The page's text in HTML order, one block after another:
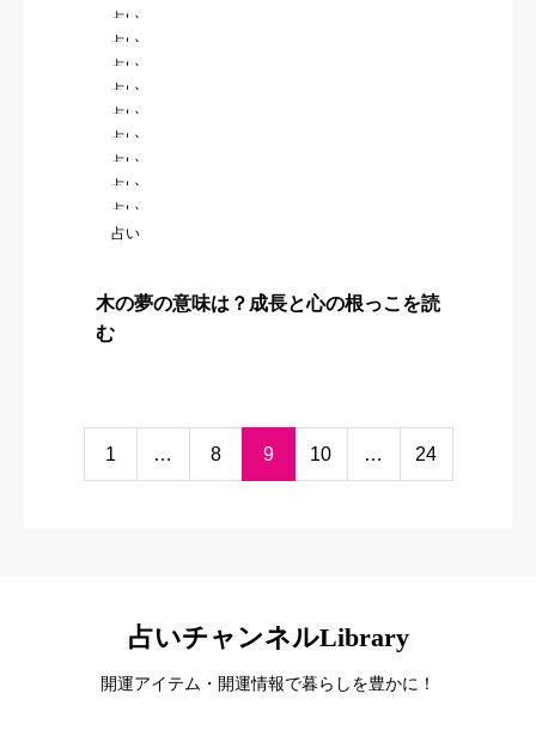
疲れやすさ
影の夢の意味は？見ないふりした本音と
不安
火の夢の意味は？情熱と心の温度を整え
るサイン
炎の夢の意味は？強い感情と集中力のサ
イン
占い
煙の夢の意味は？曖昧な不安と見えにく
い本音
占い
黒い雲の夢の意味は？不安が近づく時の
整え方
占い
雨の夢の意味は？感情の浄化と心が潤う
サイン
占い
火をつける夢の意味は？やる気を起こす
心と始まり
占い
山の夢の意味は？目標と越えたい壁を読
む
占い
高い山の夢の意味は？大きな目標とプレ
ッシャー
占い
山に登る夢の意味は？努力の積み重ねと
占い
占い
サイン
占い
木の夢の意味は？成長と心の根っこを読
む
1 … 8 9 10 … 24
占いチャンネルLibrary
開運アイテム・開運情報で暮らしを豊かに！